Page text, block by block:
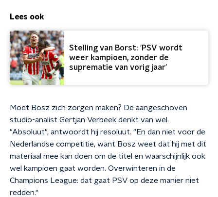
Lees ook
Stelling van Borst: 'PSV wordt
weer kampioen, zonder de
suprematie van vorig jaar'
Moet Bosz zich zorgen maken? De aangeschoven
studio-analist Gertjan Verbeek denkt van wel.
"Absoluut", antwoordt hij resoluut. "En dan niet voor de
Nederlandse competitie, want Bosz weet dat hij met dit
materiaal mee kan doen om de titel en waarschijnlijk ook
wel kampioen gaat worden. Overwinteren in de
Champions League: dat gaat PSV op deze manier niet
redden."